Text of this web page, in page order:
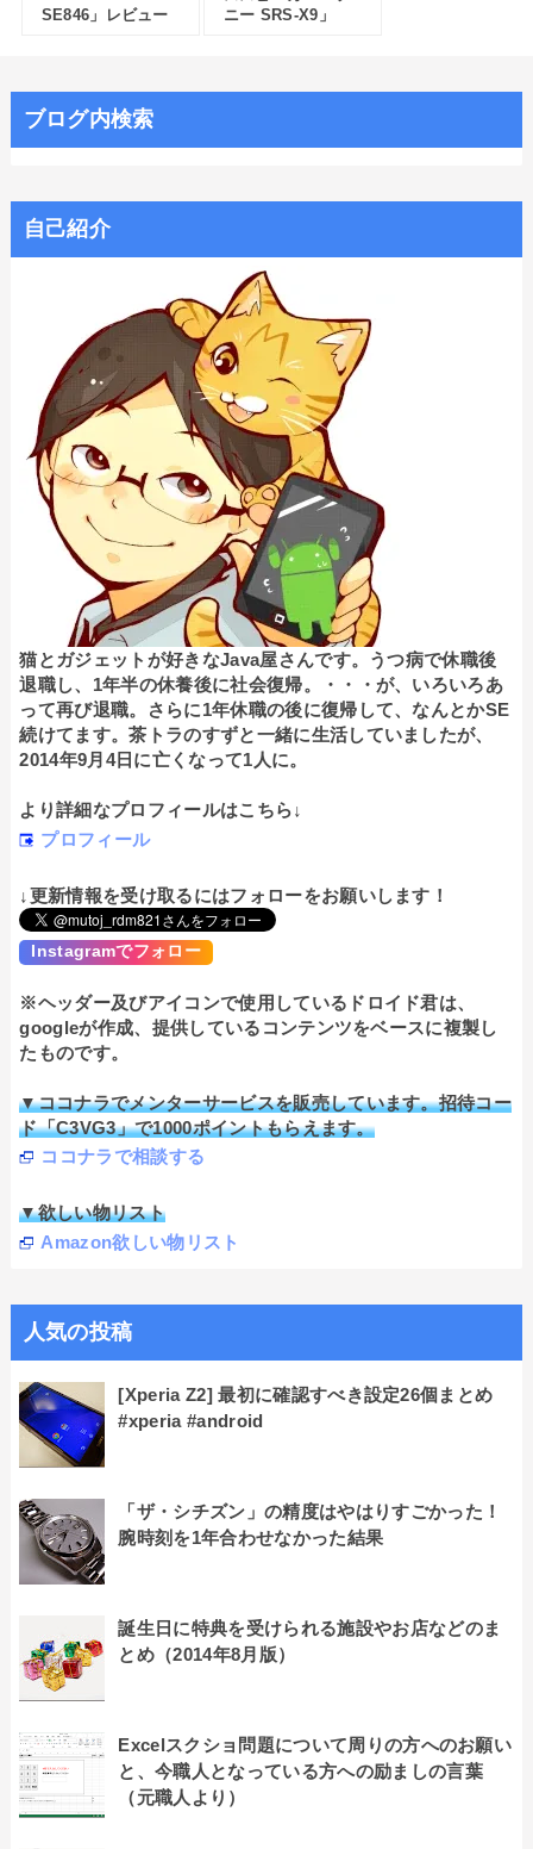
SE846」レビュー
ニー SRS-X9」
ブログ内検索
自己紹介
猫とガジェットが好きなJava屋さんです。うつ病で休職後
退職し、1年半の休養後に社会復帰。・・・が、いろいろあ
って再び退職。さらに1年休職の後に復帰して、なんとかSE
続けてます。茶トラのすずと一緒に生活していましたが、
2014年9月4日に亡くなって1人に。
より詳細なプロフィールはこちら↓
プロフィール
↓更新情報を受け取るにはフォローをお願いします！
Instagramでフォロー
※ヘッダー及びアイコンで使用しているドロイド君は、
googleが作成、提供しているコンテンツをベースに複製し
たものです。
▼ココナラでメンターサービスを販売しています。招待コー
ド「C3VG3」で1000ポイントもらえます。
ココナラで相談する
▼欲しい物リスト
Amazon欲しい物リスト
人気の投稿
[Xperia Z2] 最初に確認すべき設定26個まとめ
#xperia #android
「ザ・シチズン」の精度はやはりすごかった！
腕時刻を1年合わせなかった結果
誕生日に特典を受けられる施設やお店などのま
とめ（2014年8月版）
Excelスクショ問題について周りの方へのお願い
と、今職人となっている方への励ましの言葉
（元職人より）